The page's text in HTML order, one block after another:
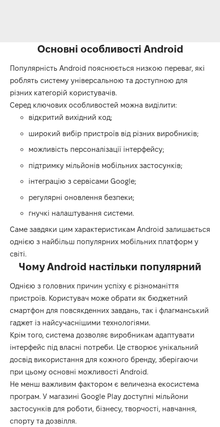
Основні особливості Android
Популярність Android пояснюється низкою переваг, які
роблять систему універсальною та доступною для
різних категорій користувачів.
Серед ключових особливостей можна виділити:
відкритий вихідний код;
широкий вибір пристроїв від різних виробників;
можливість персоналізації інтерфейсу;
підтримку мільйонів мобільних застосунків;
інтеграцію з сервісами Google;
регулярні оновлення безпеки;
гнучкі налаштування системи.
Саме завдяки цим характеристикам Android залишається
однією з найбільш популярних мобільних платформ у
світі.
Чому Android настільки популярний
Однією з головних причин успіху є різноманіття
пристроїв. Користувач може обрати як бюджетний
смартфон для повсякденних завдань, так і флагманський
гаджет із найсучаснішими технологіями.
Крім того, система дозволяє виробникам адаптувати
інтерфейс під власні потреби. Це створює унікальний
досвід використання для кожного бренду, зберігаючи
при цьому основні можливості Android.
Не менш важливим фактором є величезна екосистема
програм. У магазині Google Play доступні мільйони
застосунків для роботи, бізнесу, творчості, навчання,
спорту та дозвілля.